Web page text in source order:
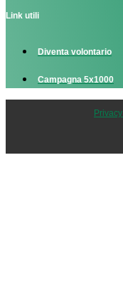
Link utili
Diventa volontario
Campagna 5x1000